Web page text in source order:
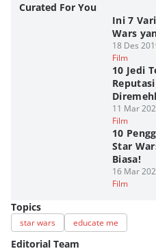
Curated For You
Ini 7
Wars
18 Des
Film
10 Jedi
11 Mar
Film
10
Star
Biasa!
16 Mar
Film
Topics
star wars educate me
Editorial Team